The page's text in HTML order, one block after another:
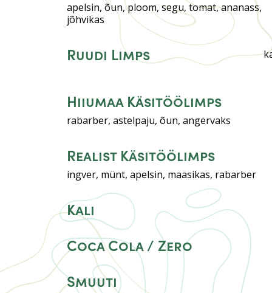
apelsin, õun, ploom, segu, tomat, ananass,
jõhvikas
Ruudi Limps
Hiiumaa Käsitöölimps
rabarber, astelpaju, õun, angervaks
Realist Käsitöölimps
ingver, münt, apelsin, maasikas, rabarber
Kali
Coca Cola / Zero
Smuuti